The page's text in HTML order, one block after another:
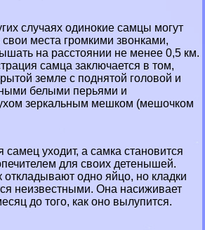
случаях одинокие самцы могут
места громкими звонками,
на расстоянии не менее 0,5 км.
самца заключается в том,
земле с поднятой головой и
белыми перьями и
зеркальным мешком (мешочком
уходит, а самка становится
для своих детенышей.
одно яйцо, но кладки
неизвестными. Она насиживает
до того, как оно вылупится.